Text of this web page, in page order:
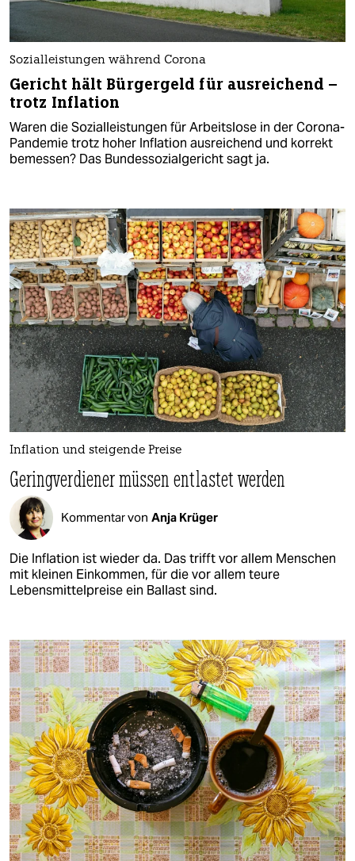
Sozialleistungen während Corona
Gericht hält Bürgergeld für ausreichend –
trotz Inflation
Waren die Sozialleistungen für Arbeitslose in der Corona-
Pandemie trotz hoher Inflation ausreichend und korrekt
bemessen? Das Bundessozialgericht sagt ja.
Inflation und steigende Preise
Geringverdiener müssen entlastet werden
Kommentar von Anja Krüger
Die Inflation ist wieder da. Das trifft vor allem Menschen
mit kleinen Einkommen, für die vor allem teure
Lebensmittelpreise ein Ballast sind.